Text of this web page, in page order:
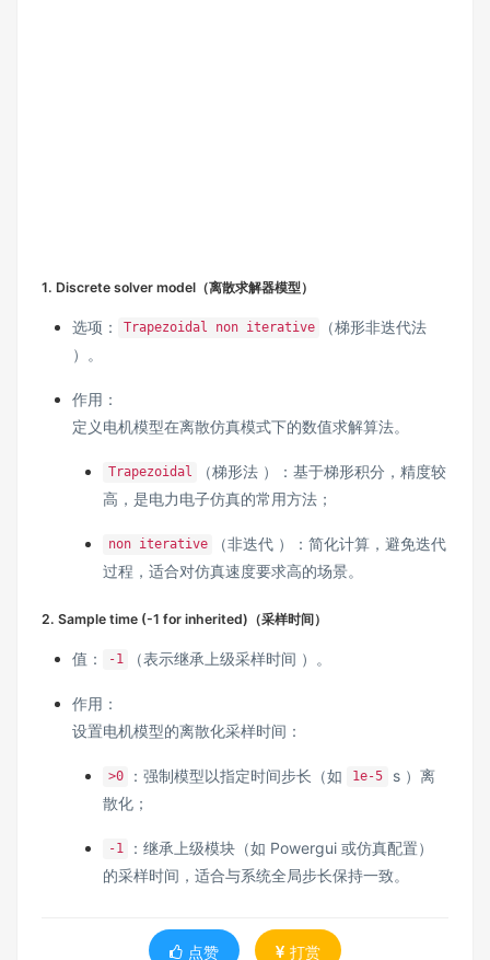
1. Discrete solver model（离散求解器模型）
选项： Trapezoidal non iterative
（梯形非迭代法
）。
作用：
定义电机模型在离散仿真模式下的数值求解算法。
Trapezoidal
（梯形法 ）：基于梯形积分，精度较
高，是电力电子仿真的常用方法；
non iterative
（非迭代 ）：简化计算，避免迭代
过程，适合对仿真速度要求高的场景。
2. Sample time (-1 for inherited)（采样时间）
值： -1 （表示继承上级采样时间 ）。
作用：
设置电机模型的离散化采样时间：
>0 ：强制模型以指定时间步长（如 1e-5
s ）离
散化；
-1
：继承上级模块（如 Powergui 或仿真配置）
的采样时间，适合与系统全局步长保持一致。
点赞 打赏